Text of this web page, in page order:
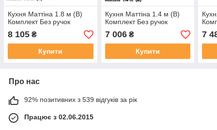
Кухня Маттіна 1.8 м (В)
Комплект Без ручок
8 105 ₴
Купити
Кухня Маттіна 1.4 м (В)
Комплект Без ручок
7 006₴
Купити
7
Про нас
92% позитивних з 539 відгуків за рік
Працює з 02.06.2015